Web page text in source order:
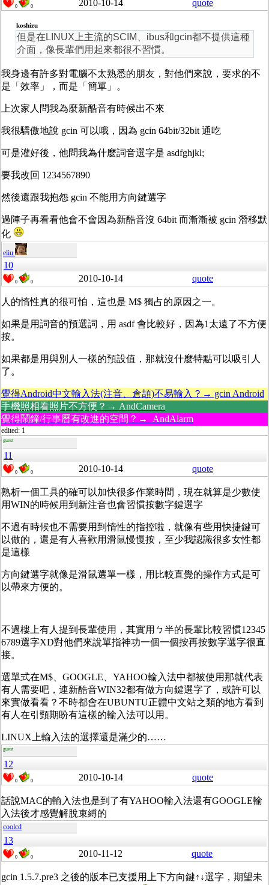
0 0 2010-10-14 quote
koshizu
但是在LINUX上主流的SCIM、ibus和gcin都不提供這種
介面，像長輩們用起來都很不習慣。
我身邊有許多對電腦不太熟悉的朋友，對他們來說，要求的不
是「效率」，而是「簡單」。
上次家人問我為麼新酷音有時候出不來
我很驕傲地說 gcin 可以哦，因為 gcin 64bit/32bit 通吃
可是灌好後，他問我為什麼詞音選字是 asdfghjkl;
要我改回 1234567890
然後還跟我抱怨 gcin 不能用方向鍵選字
過陣子再看看他會不會因為新酷音沒 64bit 而漸漸被 gcin 潛移默
化
eliu
10
0 0 2010-10-14 quote
人的惰性真的很可怕，這也是 M$ 獨占的原因之一。
如果是用詞音的預選詞，用 asdf 會比較好，因為1太遠了不方便
按。
如果都是用與別人一樣的預設值，那就沒什麼特點可以吸引人
了。
覺得Android中文輸入法(注音、倉頡)不易輸入？→ gcin Android
手機照相看照片不方便？→ AndCamera
覺得鬧鐘/行事曆有改進的空間？→ AndAlarm
edited: 1
guest
11
0 0 2010-10-14 quote
熟析一個工具的確可以加快很多作業時間，現在就算是少數使
用WIN的時候用到新注音也會習慣按數字鍵選字
不過有時候也不需要用到惰性的指控啦，就像有些用快捷鍵可
以做的，還是有人喜歡用滑鼠慢慢按，至少我認識很多女性都
是這樣
方向鍵選字就像是滑鼠選單一樣，用比較直覺的操作方式是可
以帶來方便的。
不過樓上有人提到長輩使用，其實用ㄅ半的長輩比較習慣12345
6789選字XD對他們來說單指神功一個一個按再按數字選字很直
接。
選單式在M$、GOOGLE、YAHOO輸入法中都被使用那就代表
有人需要吧，連新酷音WIN32都有做方向鍵選字了，或許可以
來實做看看？不時都會在UBUNTU正體中文站之類的地方看到
有人在引頸期盼有這樣的輸入法可以用。
LINUX上輸入法的選擇還是滿少的……
guest
12
0 0 2010-10-14 quote
話說MAC的輸入法也是到了有YAHOO輸入法還有GOOGLE輸
入法後才感覺解脫束縛的
coolcd
13
0 0 2010-11-12 quote
gcin 1.5.7.pre3 之後的版本已支援用上下方向鍵↑↓選字，期望未